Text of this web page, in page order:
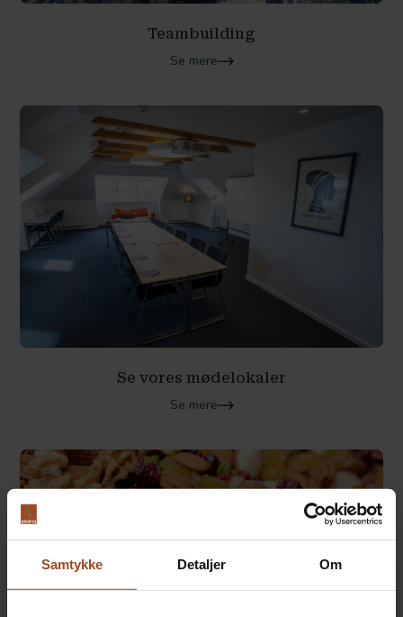
Samtykke Detaljer Om
Teambuilding
Se mere
Se vores mødelokaler
Se mere